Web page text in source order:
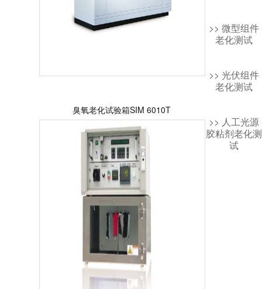
臭氧老化试验箱SIM 6010T
>> 微型组件
老化测试
>> 光伏组件
老化测试
>> 人工光源
胶粘剂老化测
试